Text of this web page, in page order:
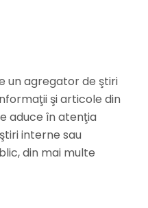
un agregator de ştiri
şi articole din
aduce în atenţia
interne sau
din mai multe